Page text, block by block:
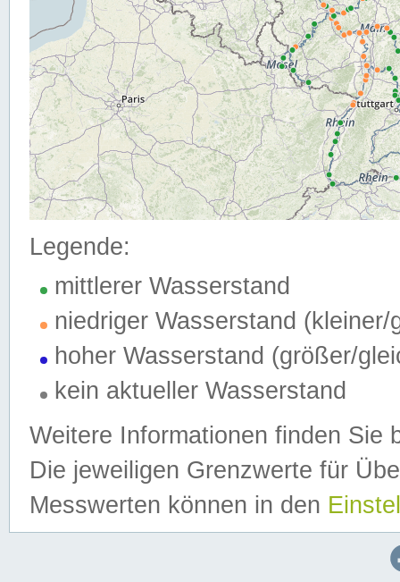
Legende:
mittlerer Wasserstand
niedriger Wasserstand (kleiner/
hoher Wasserstand (größer/
kein aktueller Wasserstand
Weitere Informationen finden Sie
Die jeweiligen Grenzwerte für
Messwerten können in den